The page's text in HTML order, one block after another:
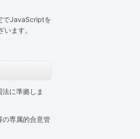
でJavaScriptを
ます。
に準拠しま
専属的合意管